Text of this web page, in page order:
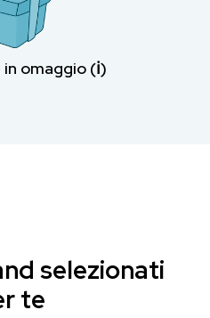
omaggio (ℹ︎)
selezionati
te